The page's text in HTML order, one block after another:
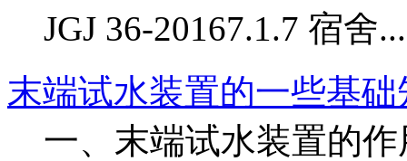
JGJ 36-20167.1.7 宿舍...
末端试水装置的一些基
一、末端试水装置的